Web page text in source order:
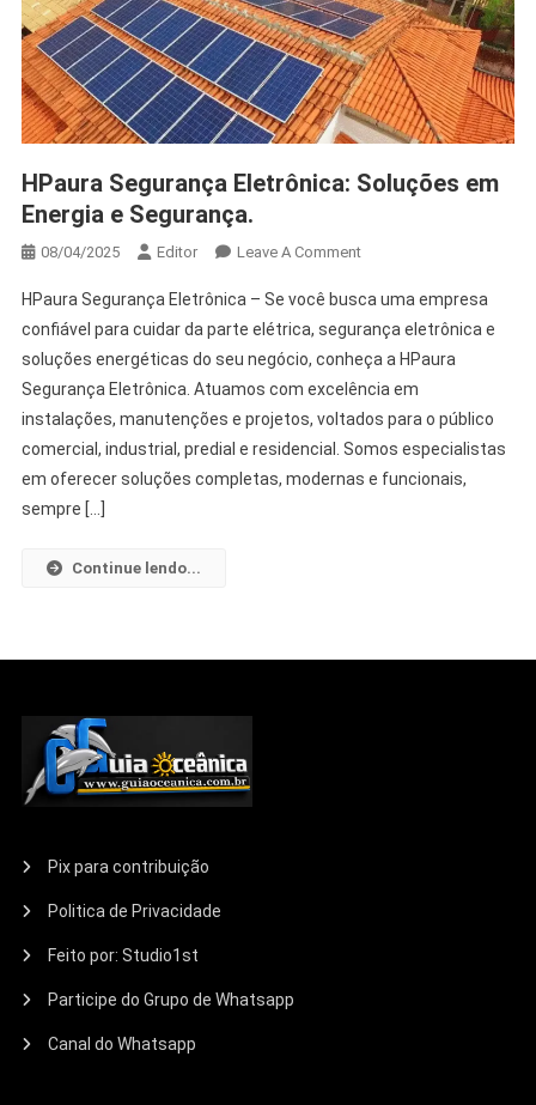
HPaura Segurança Eletrônica: Soluções em
Energia e Segurança.
08/04/2025 Editor Leave A Comment
HPaura Segurança Eletrônica – Se você busca uma empresa
confiável para cuidar da parte elétrica, segurança eletrônica e
soluções energéticas do seu negócio, conheça a HPaura
Segurança Eletrônica. Atuamos com excelência em
instalações, manutenções e projetos, voltados para o público
comercial, industrial, predial e residencial. Somos especialistas
em oferecer soluções completas, modernas e funcionais,
sempre […]
Continue lendo...
Pix para contribuição
Politica de Privacidade
Feito por: Studio1st
Participe do Grupo de Whatsapp
Canal do Whatsapp